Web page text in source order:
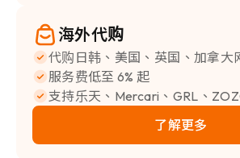
海外代购
代购日韩、美国、英国、加拿大
服务费低至 6% 起
支持乐天、Mercari、GRL、
了解更多